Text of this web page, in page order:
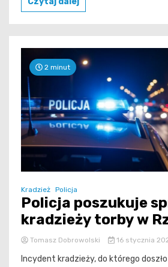
2 minut
Kradzież Policja
Policja poszukuje
kradzieży torby w
Tomasz Dobrowolski 16 stycznia
Incydent kradzieży, do którego